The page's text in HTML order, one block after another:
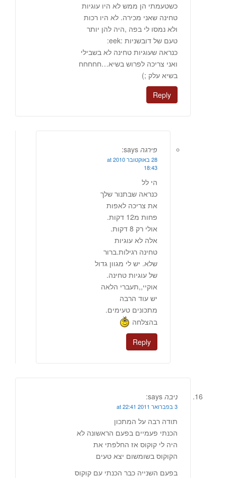
כשטעמתי הן ממש לא היו עוגיות
טחינה שאני מכירה. לא היו רכות
ולא נמסו לי בפה ,היה להן יותר
טעם של דובשניות :eek:
כנראה שעוגיות טחינה לא בשבילי
ואני צריכה לפרוש בשיא…חחחחח
בשיא עלק ;)
Reply
פירגה says:
28 באוקטובר 2010 at
18:43
הי לל
כנראה שבתנור שלך
את צריכה לאפות
פחות מ12 דקות.
אולי רק 8 דקות.
אלה לא עוגיות
טחינה רגילות.ברור
שלא. יש לי מגוון גדול
של עוגיות טחינה.
אוקיי,,תעברי הלאה
יש עוד הרבה
מתכונים טעימים.
בהצלחה
Reply
ניבה says:
3 בפברואר 2011 at 22:41
תודה רבה על המתכון
הכנתי פעמיים בפעם הראשונה לא
היה לי קוקוס אז החלפתי את
הקוקוס בשומשום יצא טעים
בפעם השנייה כבר הכנתי עם קוקוס